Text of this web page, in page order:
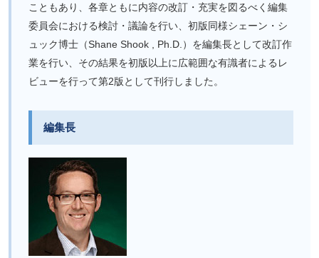
こともあり、各章ともに内容の改訂・充実を図るべく編集
委員会における検討・議論を行い、初版同様シェーン・シ
ュック博士（Shane Shook , Ph.D.）を編集長として改訂作
業を行い、その結果を初版以上に広範囲な有識者によるレ
ビューを行って第2版として刊行しました。
編集長